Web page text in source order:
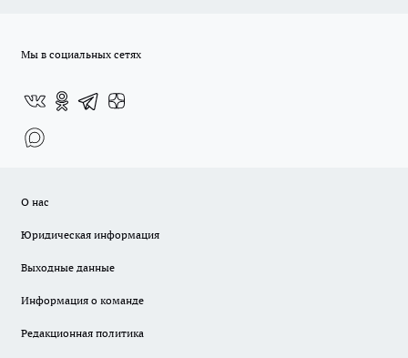
Мы в социальных сетях
О нас
Юридическая информация
Выходные данные
Информация о команде
Редакционная политика